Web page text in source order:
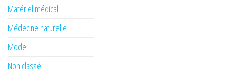
Matériel médical
Médecine naturelle
Mode
Non classé